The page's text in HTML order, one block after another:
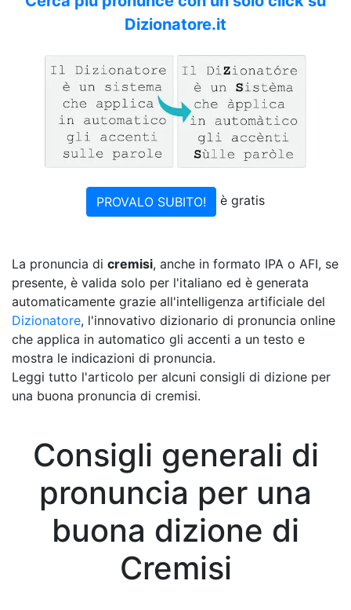
Dizionatore.it
PROVALO SUBITO! è gratis
La pronuncia di cremisi, anche in formato IPA o AFI, se
presente, è valida solo per l'italiano ed è generata
automaticamente grazie all'intelligenza artificiale del
Dizionatore, l'innovativo dizionario di pronuncia online
che applica in automatico gli accenti a un testo e
mostra le indicazioni di pronuncia.
Leggi tutto l'articolo per alcuni consigli di dizione per
una buona pronuncia di cremisi.
Consigli generali di
pronuncia per una
buona dizione di
Cremisi